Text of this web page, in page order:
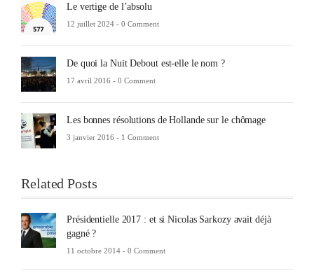
Le vertige de l’absolu
12 juillet 2024 - 0 Comment
De quoi la Nuit Debout est-elle le nom ?
17 avril 2016 - 0 Comment
Les bonnes résolutions de Hollande sur le chômage
3 janvier 2016 - 1 Comment
Related Posts
Présidentielle 2017 : et si Nicolas Sarkozy avait déjà
gagné ?
11 octobre 2014 - 0 Comment